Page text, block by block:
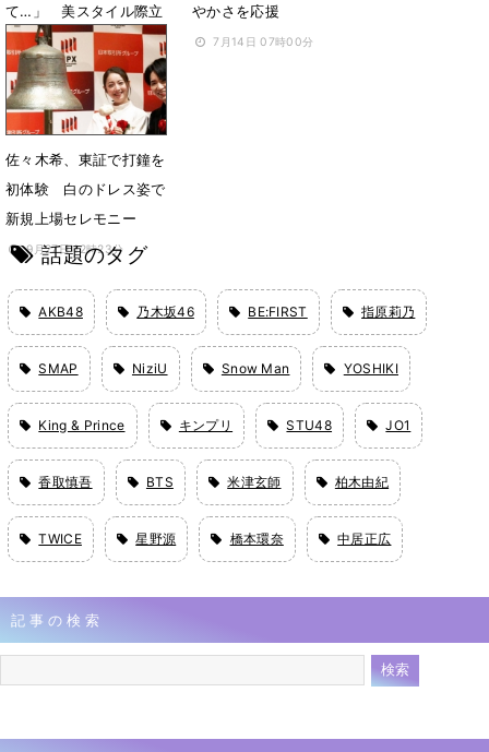
て…」 美スタイル際立
つセットアップ
7月17日 07時12分
やかさを応援
7月14日 07時00分
佐々木希、東証で打鐘を
初体験 白のドレス姿で
新規上場セレモニー
9月27日 12時23分
話題のタグ
AKB48 乃木坂46 BE:FIRST 指原莉乃
SMAP NiziU Snow Man YOSHIKI
King & Prince キンプリ STU48 JO1
香取慎吾 BTS 米津玄師 柏木由紀
TWICE 星野源 橋本環奈 中居正広
記事の検索